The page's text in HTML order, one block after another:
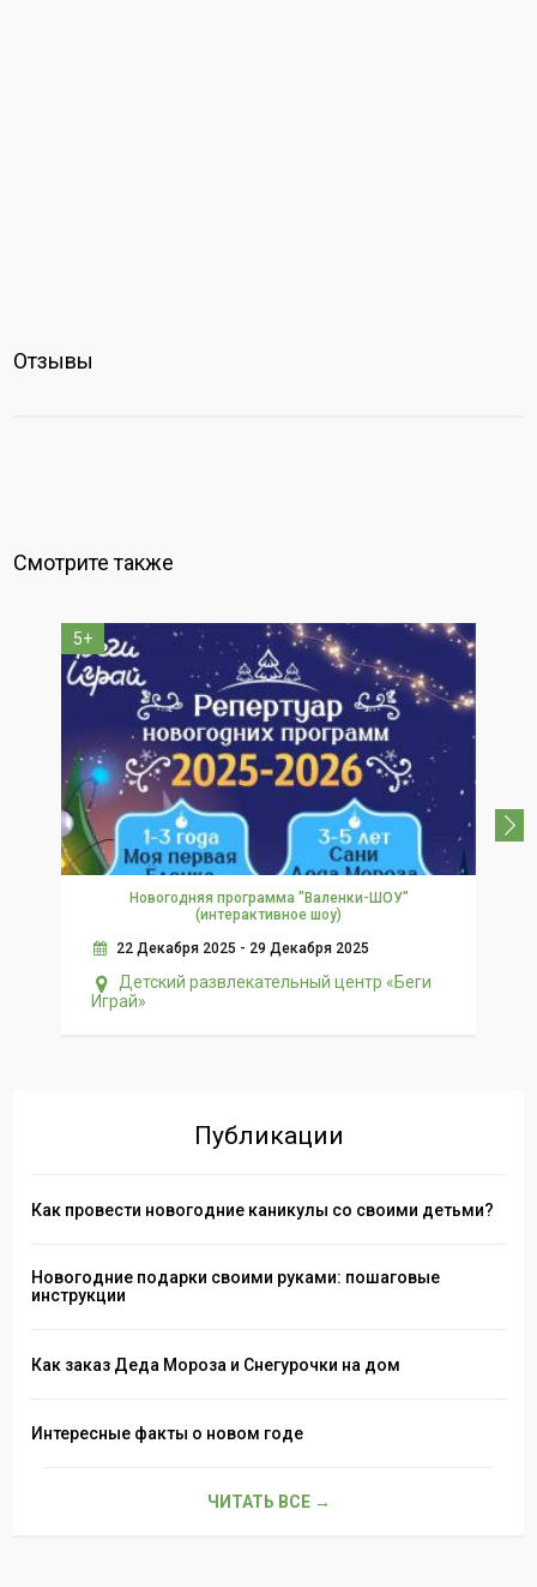
Отзывы
Смотрите также
5+
Новогодняя программа "Валенки-ШОУ"
(интерактивное шоу)
22 Декабря 2025 - 29 Декабря 2025
Детский развлекательный центр «Беги
Играй»
Публикации
Как провести новогодние каникулы со своими детьми?
Новогодние подарки своими руками: пошаговые
инструкции
Как заказ Деда Мороза и Снегурочки на дом
Интересные факты о новом годе
ЧИТАТЬ ВСЕ →